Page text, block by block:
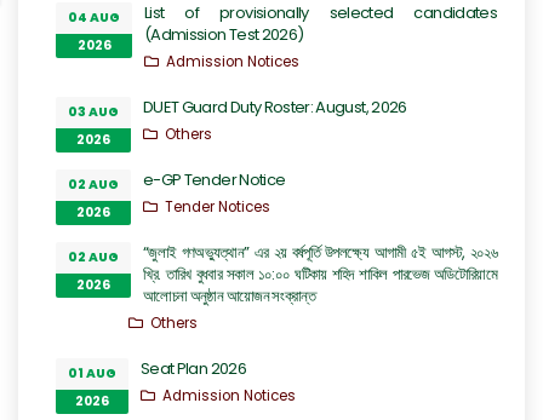
04 AUG
2026
List of provisionally selected candidates
(Admission Test 2026)
Admission Notices
03 AUG
2026
DUET Guard Duty Roster: August, 2026
Others
02 AUG
2026
e-GP Tender Notice
Tender Notices
02 AUG
2026
“জুলাই গণঅভ্যুত্থান” এর ২য় বর্ষপূর্তি উপলক্ষ্যে আগামী ৫ই আগস্ট, ২০২৬
খ্রি. তারিখ বুধবার সকাল ১০:০০ ঘটিকায় শহিদ শাকিল পারভেজ অডিটোরিয়ামে
আলোচনা অনুষ্ঠান আয়োজন সংক্রান্ত
Others
01 AUG
2026
Seat Plan 2026
Admission Notices